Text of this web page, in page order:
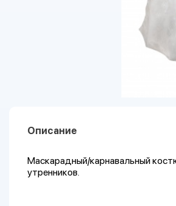
Описание
Маскарадный/карнавальный
утренников.